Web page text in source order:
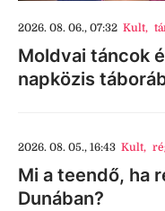
2026. 08. 06., 07:32 Kult,
Moldvai táncok
napközis
2026. 08. 05., 16:43 Kult,
Mi a teendő, ha
Dunában?